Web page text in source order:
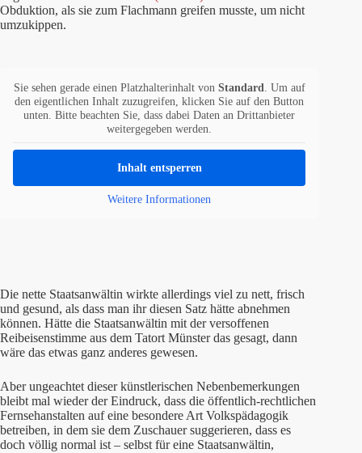
Obduktion, als sie zum Flachmann greifen musste, um nicht
umzukippen.
Sie sehen gerade einen Platzhalterinhalt von Standard. Um auf
den eigentlichen Inhalt zuzugreifen, klicken Sie auf den Button
unten. Bitte beachten Sie, dass dabei Daten an Drittanbieter
weitergegeben werden.
Inhalt entsperren
Weitere Informationen
Die nette Staatsanwältin wirkte allerdings viel zu nett, frisch
und gesund, als dass man ihr diesen Satz hätte abnehmen
können. Hätte die Staatsanwältin mit der versoffenen
Reibeisenstimme aus dem Tatort Münster das gesagt, dann
wäre das etwas ganz anderes gewesen.
Aber ungeachtet dieser künstlerischen Nebenbemerkungen
bleibt mal wieder der Eindruck, dass die öffentlich-rechtlichen
Fernsehanstalten auf eine besondere Art Volkspädagogik
betreiben, in dem sie dem Zuschauer suggerieren, dass es
doch völlig normal ist – selbst für eine Staatsanwältin,